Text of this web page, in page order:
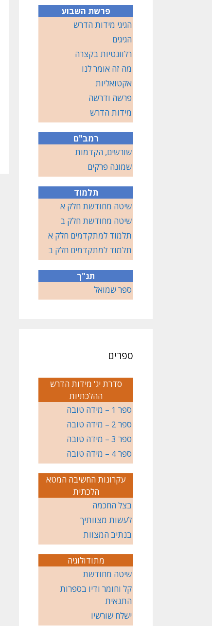
פרשת השבוע
הגיגי מידות הדרש
הגיגים
רלוונטיות בקצרה
מה זה אומר לנו
אקטואליות
פרשה ודרשה
מידות הדרש
רמב"ם
שורשים, הקדמות
שמונה פרקים
תלמוד
שיטה מחודשת חלק א
שיטה מחודשת חלק ב
תלמוד למתקדמים חלק א
תלמוד למתקדמים חלק ב
תנ"ך
ספר שמואל
ספרים
סדרת יג' מידות הדרש
ההלכתיות
ספר 1 – מידה טובה
ספר 2 – מידה טובה
ספר 3 – מידה טובה
ספר 4 – מידה טובה
עקרונות החשיבה המטא
הלכתית
בצל החכמה
לעשות מצוותיך
בנתיב המצוות
מתודולוגיה
שיטה מחודשת
קל וחומר ודיו בספרות
התנאית
ישלח שורשיו